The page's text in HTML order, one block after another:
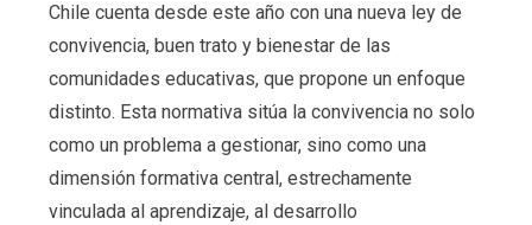
Chile cuenta desde este año con una nueva ley de
convivencia, buen trato y bienestar de las
comunidades educativas, que propone un enfoque
distinto. Esta normativa sitúa la convivencia no solo
como un problema a gestionar, sino como una
dimensión formativa central, estrechamente
vinculada al aprendizaje, al desarrollo